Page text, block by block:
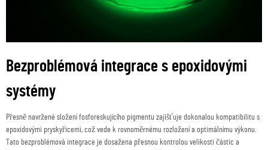
Bezproblémová integrace s epoxidovými
systémy
Přesně navržené složení fosforeskujícího pigmentu zajišťuje dokonalou kompatibilitu s
epoxidovými pryskyřicemi, což vede k rovnoměrnému rozložení a optimálnímu výkonu.
Tato bezproblémová integrace je dosažena přesnou kontrolou velikosti částic a